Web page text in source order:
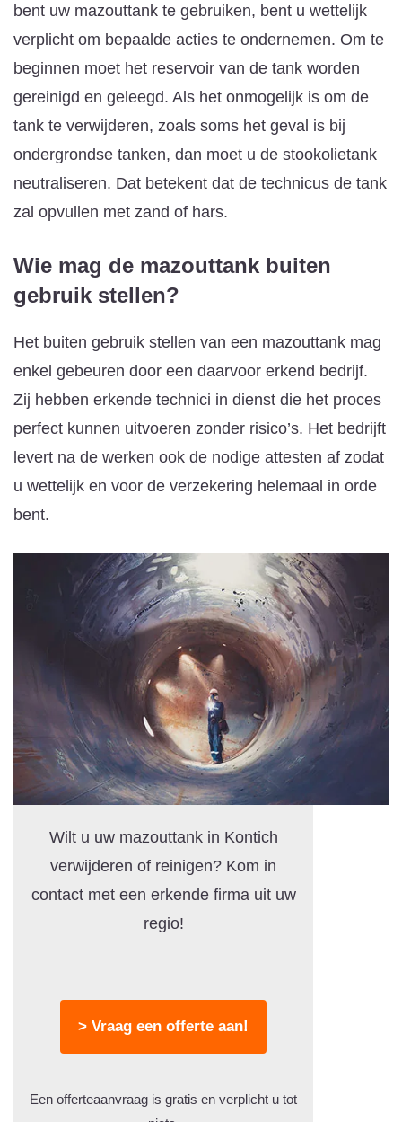
bent uw mazouttank te gebruiken, bent u wettelijk
verplicht om bepaalde acties te ondernemen. Om te
beginnen moet het reservoir van de tank worden
gereinigd en geleegd. Als het onmogelijk is om de
tank te verwijderen, zoals soms het geval is bij
ondergrondse tanken, dan moet u de stookolietank
neutraliseren. Dat betekent dat de technicus de tank
zal opvullen met zand of hars.
Wie mag de mazouttank buiten
gebruik stellen?
Het buiten gebruik stellen van een mazouttank mag
enkel gebeuren door een daarvoor erkend bedrijf.
Zij hebben erkende technici in dienst die het proces
perfect kunnen uitvoeren zonder risico’s. Het bedrijft
levert na de werken ook de nodige attesten af zodat
u wettelijk en voor de verzekering helemaal in orde
bent.
Wilt u uw mazouttank in Kontich
verwijderen of reinigen? Kom in
contact met een erkende firma uit uw
regio!
> Vraag een offerte aan!
Een offerteaanvraag is gratis en verplicht u tot